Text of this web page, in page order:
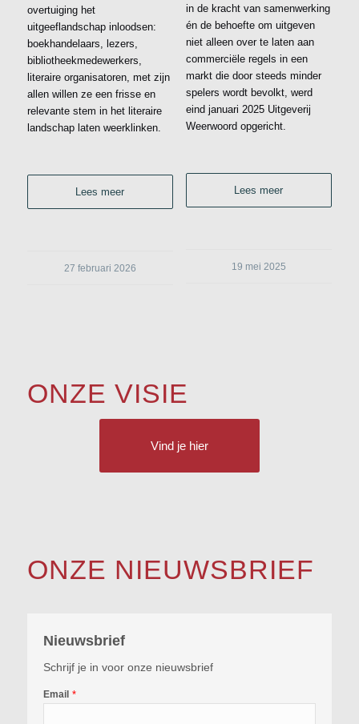
overtuiging het
uitgeeflandschap inloodsen:
boekhandelaars, lezers,
bibliotheekmedewerkers,
literaire organisatoren, met zijn
allen willen ze een frisse en
relevante stem in het literaire
landschap laten weerklinken.
Lees meer
27 februari 2026
in de kracht van samenwerking
én de behoefte om uitgeven
niet alleen over te laten aan
commerciële regels in een
markt die door steeds minder
spelers wordt bevolkt, werd
eind januari 2025 Uitgeverij
Weerwoord opgericht.
Lees meer
19 mei 2025
ONZE VISIE
Vind je hier
ONZE NIEUWSBRIEF
Nieuwsbrief
Schrijf je in voor onze nieuwsbrief
Email*